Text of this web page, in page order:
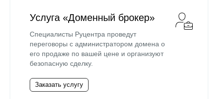
Услуга «Доменный брокер»
Специалисты Руцентра проведут
переговоры с администратором домена о
его продаже по вашей цене и организуют
безопасную сделку.
Заказать услугу